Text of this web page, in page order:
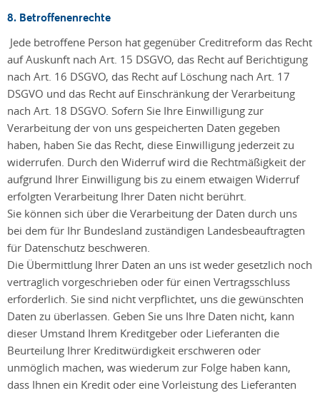
8. Betroffenenrechte
Jede betroffene Person hat gegenüber Creditreform das Recht
auf Auskunft nach Art. 15 DSGVO, das Recht auf Berichtigung
nach Art. 16 DSGVO, das Recht auf Löschung nach Art. 17
DSGVO und das Recht auf Einschränkung der Verarbeitung
nach Art. 18 DSGVO. Sofern Sie Ihre Einwilligung zur
Verarbeitung der von uns gespeicherten Daten gegeben
haben, haben Sie das Recht, diese Einwilligung jederzeit zu
widerrufen. Durch den Widerruf wird die Rechtmäßigkeit der
aufgrund Ihrer Einwilligung bis zu einem etwaigen Widerruf
erfolgten Verarbeitung Ihrer Daten nicht berührt.
Sie können sich über die Verarbeitung der Daten durch uns
bei dem für Ihr Bundesland zuständigen Landesbeauftragten
für Datenschutz beschweren.
Die Übermittlung Ihrer Daten an uns ist weder gesetzlich noch
vertraglich vorgeschrieben oder für einen Vertragsschluss
erforderlich. Sie sind nicht verpflichtet, uns die gewünschten
Daten zu überlassen. Geben Sie uns Ihre Daten nicht, kann
dieser Umstand Ihrem Kreditgeber oder Lieferanten die
Beurteilung Ihrer Kreditwürdigkeit erschweren oder
unmöglich machen, was wiederum zur Folge haben kann,
dass Ihnen ein Kredit oder eine Vorleistung des Lieferanten